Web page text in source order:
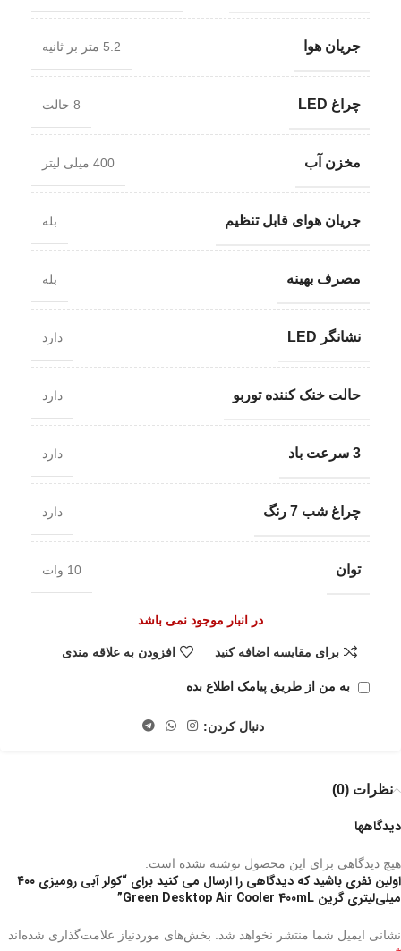
جریان هوا 5.2 متر بر ثانیه
چراغ LED 8 حالت
مخزن آب 400 میلی لیتر
جریان هوای قابل تنظیم بله
مصرف بهینه بله
نشانگر LED دارد
حالت خنک کننده توربو دارد
3 سرعت باد دارد
چراغ شب 7 رنگ دارد
توان 10 وات
در انبار موجود نمی باشد
برای مقایسه اضافه کنید افزودن به علاقه مندی
به من از طریق پیامک اطلاع بده
دنبال کردن:
نظرات (0)
دیدگاهها
هیچ دیدگاهی برای این محصول نوشته نشده است.
اولین نفری باشید که دیدگاهی را ارسال می کنید برای “کولر آبی رومیزی ۴۰۰
میلی‌لیتری گرین Green Desktop Air Cooler 400mL”
نشانی ایمیل شما منتشر نخواهد شد. بخش‌های موردنیاز علامت‌گذاری شده‌اند